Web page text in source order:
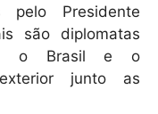
pelo Presidente
são diplomatas
o Brasil e o
junto as